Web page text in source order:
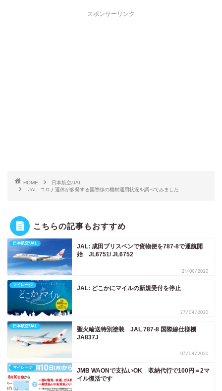
スポンサーリンク
HOME
日本航空/JAL
JAL: コロナ運休が多発する国際線の機材運用状況を調べてみました
こちらの記事もおすすめ
日本航空/JAL
JAL: 成田ブリスベンで貨物便を787-8で運航開
始 JL6751/ JL6752
21/08/2020
マイレージ JAL: どこかにマイルの新規受付を停止
27/04/2020
日本航空/JAL
聖火輸送特別塗装 JAL 787-8 国際線仕様機
JA837J
03/04/2020
マイレージ
JMB WAONで支払いOK 収納代行で100円＝2マ
イル復活です